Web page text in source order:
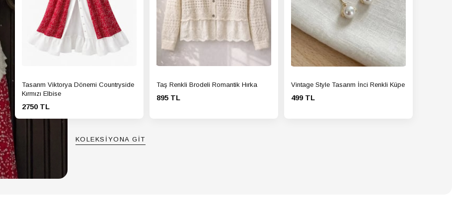
Tasarım Viktorya Dönemi Countryside
Kırmızı Elbise
2750 TL
Taş Renkli Brodeli Romantik Hırka
895 TL
Vintage Style Tasarım İnci Renkli Küpe
499 TL
KOLEKSİYONA GİT